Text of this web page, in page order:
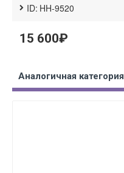
ID: HH-9520
15 600₽
Аналогичная категория